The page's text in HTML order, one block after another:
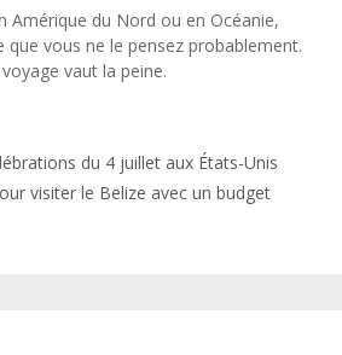
Amérique du Nord ou en Océanie,
que vous ne le pensez probablement.
vaut la peine.
du 4 juillet aux États-Unis
visiter le Belize avec un budget